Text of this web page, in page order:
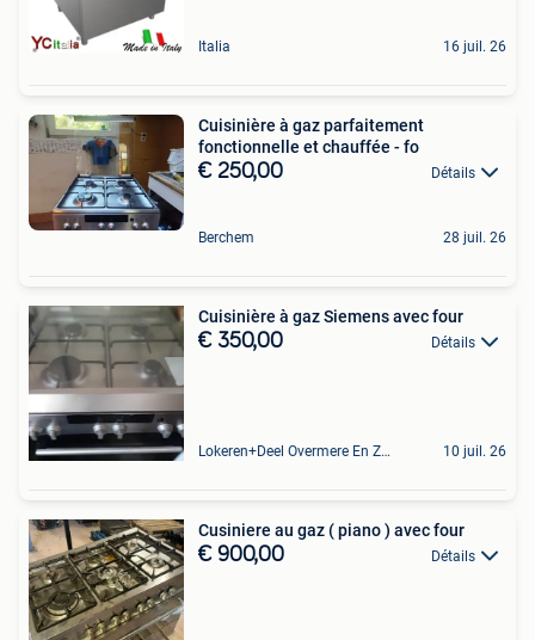
Italia 16 juil. 26
Cuisinière à gaz parfaitement
fonctionnelle et chauffée - fo
€ 250,00 Détails
Berchem 28 juil. 26
Cuisinière à gaz Siemens avec four
€ 350,00 Détails
Lokeren+Deel Overmere En Zele 10 juil. 26
Cusiniere au gaz ( piano ) avec four
€ 900,00 Détails